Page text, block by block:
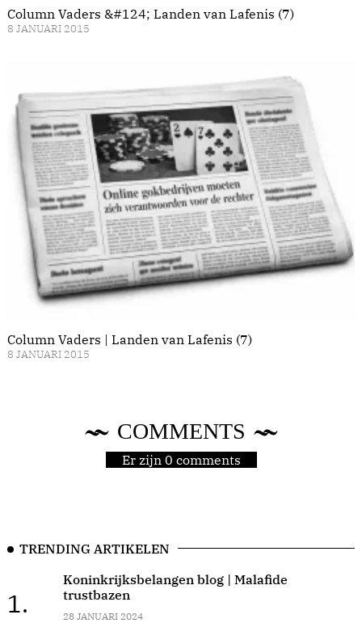
Column Vaders &#124; Landen van Lafenis (7)
8 JANUARI 2015
Column Vaders | Landen van Lafenis (7)
8 JANUARI 2015
COMMENTS
Er zijn 0 comments
TRENDING ARTIKELEN
1.
Koninkrijksbelangen blog | Malafide
trustbazen
28 JANUARI 2024